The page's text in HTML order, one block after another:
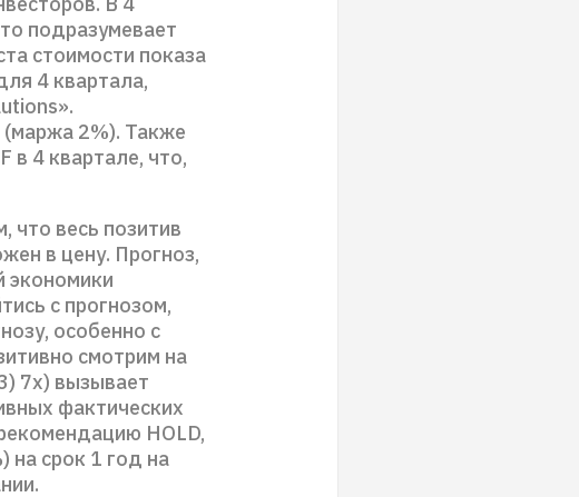
подразумевает
стоимости показа
4 квартала,
2%). Также
в 4 квартале, что,
что весь позитив
в цену. Прогноз,
экономики
с прогнозом,
особенно с
смотрим на
7x) вызывает
фактических
HOLD,
на срок 1 год на